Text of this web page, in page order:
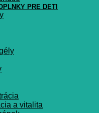
PRE DETI
a vitalita